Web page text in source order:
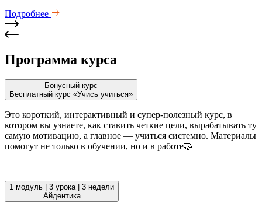
Подробнее
Программа курса
Бонусный курс
Бесплатный курс «Учись учиться»
Это короткий, интерактивный и супер-полезный курс, в
котором вы узнаете, как ставить четкие цели, вырабатывать ту
самую мотивацию, а главное — учиться системно. Материалы
помогут не только в обучении, но и в работе🤝
1 модуль | 3 урока | 3 недели
Айдентика